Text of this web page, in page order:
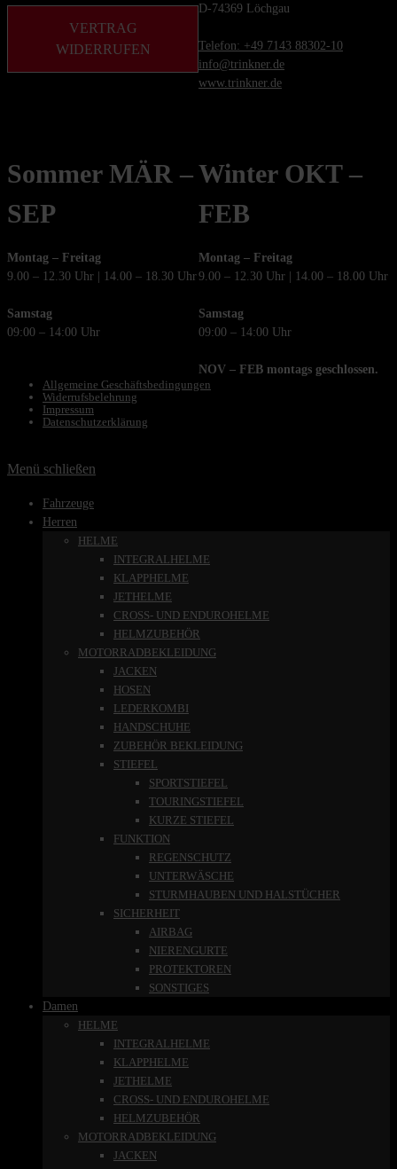
VERTRAG
WIDERRUFEN
D-74369 Löchgau
Telefon: +49 7143 88302-10
info@trinkner.de
www.trinkner.de
Sommer MÄR –
SEP
Montag – Freitag
9.00 – 12.30 Uhr | 14.00 – 18.30 Uhr
Samstag
09:00 – 14:00 Uhr
Winter OKT –
FEB
Montag – Freitag
9.00 – 12.30 Uhr | 14.00 – 18.00 Uhr
Samstag
09:00 – 14:00 Uhr
NOV – FEB montags geschlossen.
Allgemeine Geschäftsbedingungen
Widerrufsbelehrung
Impressum
Datenschutzerklärung
Menü schließen
Fahrzeuge
Herren
HELME
INTEGRALHELME
KLAPPHELME
JETHELME
CROSS- UND ENDUROHELME
HELMZUBEHÖR
MOTORRADBEKLEIDUNG
JACKEN
HOSEN
LEDERKOMBI
HANDSCHUHE
ZUBEHÖR BEKLEIDUNG
STIEFEL
SPORTSTIEFEL
TOURINGSTIEFEL
KURZE STIEFEL
FUNKTION
REGENSCHUTZ
UNTERWÄSCHE
STURMHAUBEN UND HALSTÜCHER
SICHERHEIT
AIRBAG
NIERENGURTE
PROTEKTOREN
SONSTIGES
Damen
HELME
INTEGRALHELME
KLAPPHELME
JETHELME
CROSS- UND ENDUROHELME
HELMZUBEHÖR
MOTORRADBEKLEIDUNG
JACKEN